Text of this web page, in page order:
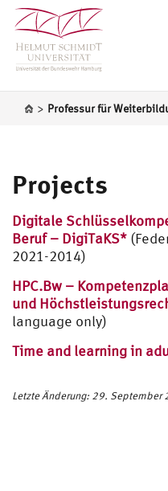
>
Projects
Digitale
Beruf – DigiTaKS*
2021-2014)
HPC.Bw –
und
language only)
Time and learning in
Letzte Änderung: 29. September